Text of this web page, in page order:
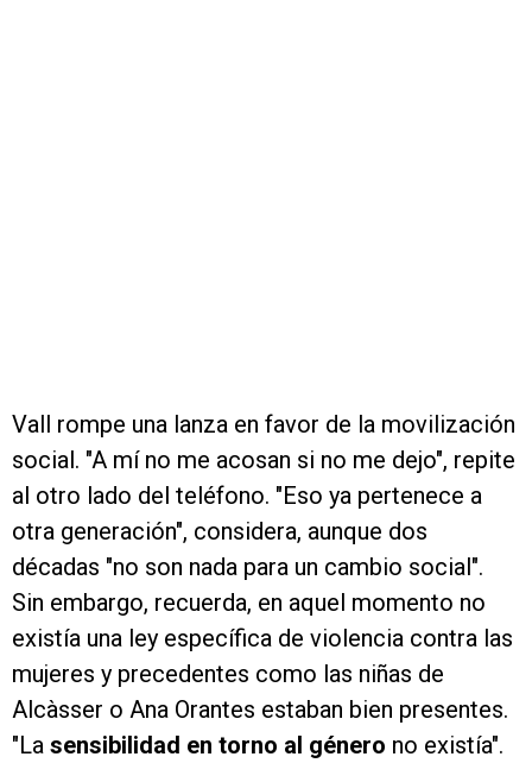
Vall rompe una lanza en favor de la movilización
social. "A mí no me acosan si no me dejo", repite
al otro lado del teléfono. "Eso ya pertenece a
otra generación", considera, aunque dos
décadas "no son nada para un cambio social".
Sin embargo, recuerda, en aquel momento no
existía una ley específica de violencia contra las
mujeres y precedentes como las niñas de
Alcàsser o Ana Orantes estaban bien presentes.
"La sensibilidad en torno al género no existía".